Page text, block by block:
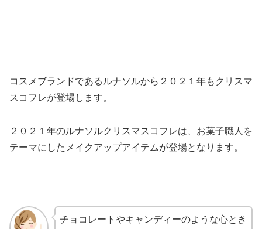
コスメブランドであるルナソルから２０２１年もクリスマ
スコフレが登場します。
２０２１年のルナソルクリスマスコフレは、お菓子職人を
テーマにしたメイクアップアイテムが登場となります。
チョコレートやキャンディーのような心とき